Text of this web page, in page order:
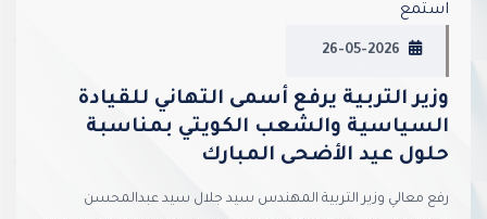
استمع
26-05-2026
وزير التربية يرفع أسمى التهاني للقيادة
السياسية والشعب الكويتي بمناسبة
حلول عيد الأضحى المبارك
رفع معالي وزير التربية المهندس سيد جلال سيد عبدالمحسن